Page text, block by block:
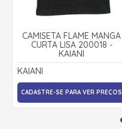
CAMISETA FLAMÊ MANGA
CURTA LISA 200018 -
KAIANI
KAIANI
CADASTRE-SE PARA VER PREÇOS